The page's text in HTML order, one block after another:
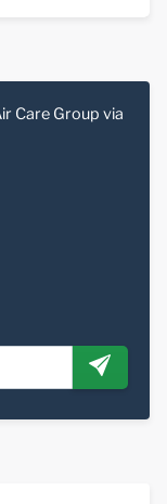
Care Group via